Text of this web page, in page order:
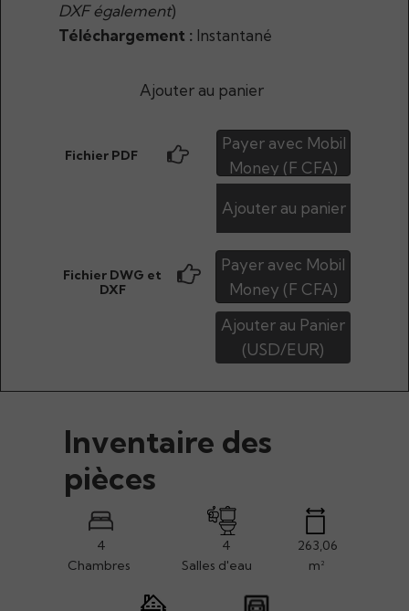
Ajouter au panier
Fichier PDF
Fichier DWG et
DXF
Payer avec Mobil
Money (F CFA)
Ajouter au Panier
(USD/EUR)
Ajouter au panier
Payer avec Mobil
Money (F CFA)
DXF également)
Téléchargement : Instantané
4
Salles d'eau
4
Chambres
263,06
m²
Inventaire des
pièces